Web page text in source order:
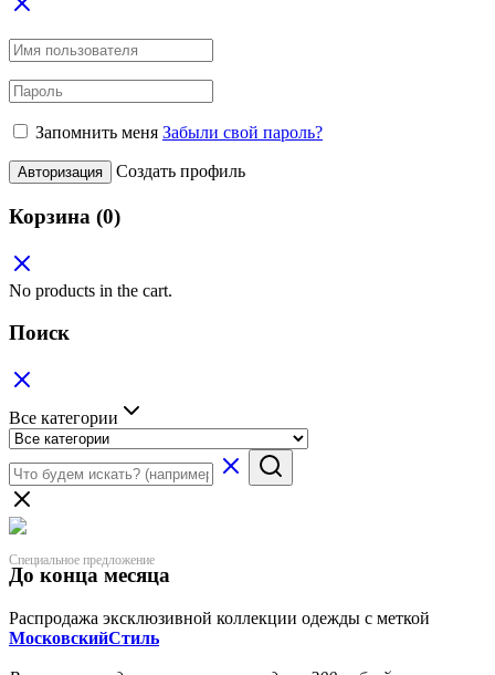
Запомнить меня Забыли свой пароль?
Авторизация Создать профиль
Корзина (0)
No products in the cart.
Поиск
Все категории
Специальное предложение
До конца месяца
Распродажа эксклюзивной коллекции одежды с меткой
МосковскийСтиль